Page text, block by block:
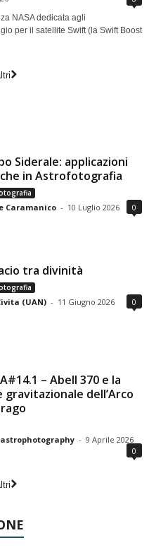
NASA dedicata agli
per il satellite Swift (la Swift Boost
Siderale: applicazioni
in Astrofotografia
Caramanico - 10 Luglio 2026 0
tra divinità
(UAN) - 11 Giugno 2026 0
– Abell 370 e la
gravitazionale dell’Arco
- 9 Aprile 2026
0